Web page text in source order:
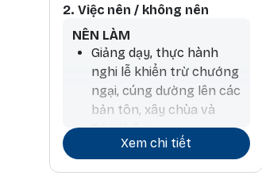
2. Việc nên / không nên
NÊN LÀM
Giảng dạy, thực hành
nghi lễ khiển trừ chướng
ngại, cúng dường lên các
bản tôn, xây chùa và
Bảo tháp
Tiến hành hoạt động
thương mại và ký kết
Xem chi tiết